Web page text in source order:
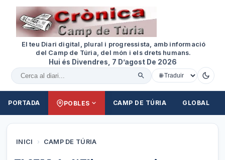
El teu Diari digital, plural i progressista, amb informació
del Camp de Túria, del món i els drets humans.
Hui és Divendres, 7 D’agost De 2026
Cercar al diari
PORTADA POBLES CAMP DE TÚRIA GLOBAL
INICI › CAMP DE TÚRIA